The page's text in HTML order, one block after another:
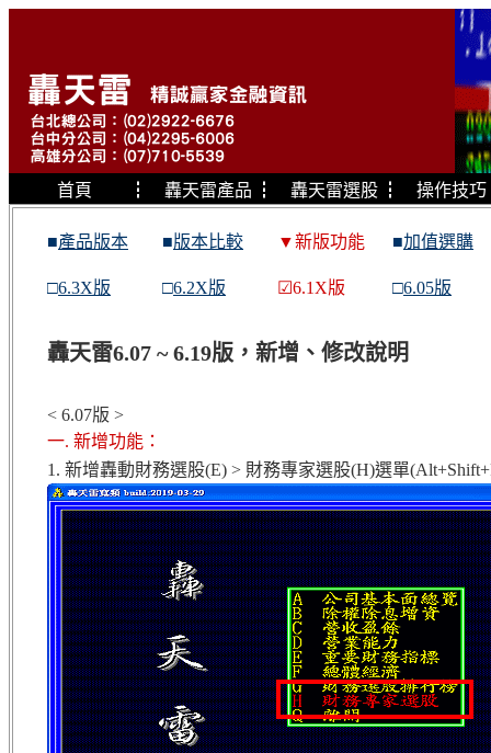
首頁 ┇ 轟天雷產品 ┇ 轟天雷選股 ┇ 操作技巧
■產品版本 ■版本比較 ▼新版功能 ■加值選購
□6.3X版 □6.2X版 ☑6.1X版 □6.05版
轟天雷6.07 ~ 6.19版，新增、修改說明
< 6.07版 >
一. 新增功能：
1. 新增轟動財務選股(E) > 財務專家選股(H)選單